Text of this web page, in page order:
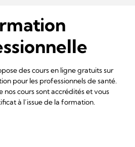
des cours en ligne gratuits sur
pour les professionnels de santé.
cours sont accrédités et vous
à l’issue de la formation.